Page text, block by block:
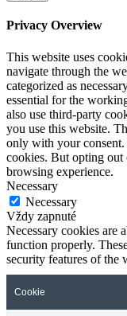
Privacy Overview
This website uses
navigate through the
categorized as
essential for the
also use third-party
you use this website.
only with your consent.
cookies. But opting out
browsing experience.
Necessary
Necessary
Vždy zapnuté
Necessary cookies are
function properly.
security features of the
Cookie